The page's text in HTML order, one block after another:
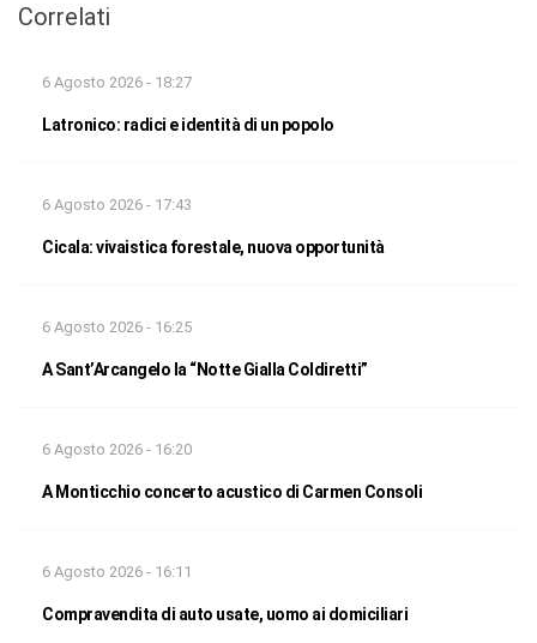
Correlati
6 Agosto 2026 - 18:27
Latronico: radici e identità di un popolo
6 Agosto 2026 - 17:43
Cicala: vivaistica forestale, nuova opportunità
6 Agosto 2026 - 16:25
A Sant’Arcangelo la “Notte Gialla Coldiretti”
6 Agosto 2026 - 16:20
A Monticchio concerto acustico di Carmen Consoli
6 Agosto 2026 - 16:11
Compravendita di auto usate, uomo ai domiciliari